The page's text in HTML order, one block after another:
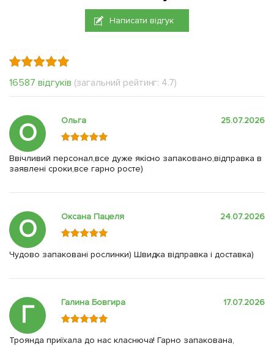
Написати відгук
16587 відгуків (загальний рейтинг: 4.7)
О Ольга 25.07.2026
Ввічливий персонал,все дуже якісно запаковано,відправка в
заявлені сроки,все гарно росте)
О Оксана Пацеля 24.07.2026
Чудово запаковані рослинки) Швидка відправка і доставка)
Г Галина Бовгира 17.07.2026
Троянда приїхала до нас класнюча! Гарно запакована,